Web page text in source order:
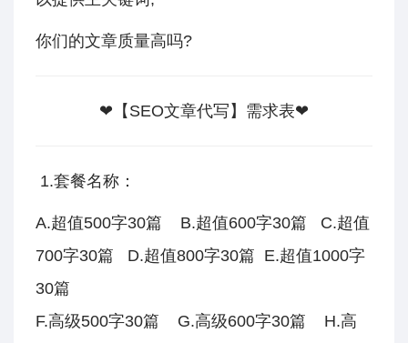
你们的文章质量高吗?
❤【SEO文章代写】需求表❤
1.套餐名称：
A.超值500字30篇 B.超值600字30篇 C.超值
700字30篇 D.超值800字30篇 E.超值1000字
30篇
F.高级500字30篇 G.高级600字30篇 H.高